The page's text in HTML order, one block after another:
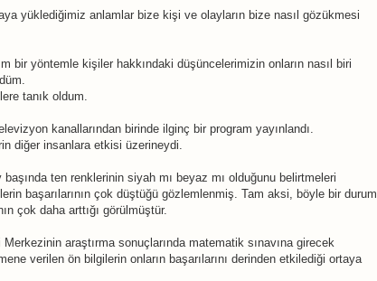
yüklediğimiz anlamlar bize kişi ve olayların bize nasıl gözükmesi
bir yöntemle kişiler hakkındaki düşüncelerimizin onların nasıl biri
tanık oldum.
kanallarından birinde ilginç bir program yayınlandı.
diğer insanlara etkisi üzerineydi.
başında ten renklerinin siyah mı beyaz mı olduğunu belirtmeleri
başarılarının çok düştüğü gözlemlenmiş. Tam aksi, böyle bir durum
çok daha arttığı görülmüştür.
araştırma sonuçlarında matematik sınavına girecek
verilen ön bilgilerin onların başarılarını derinden etkilediği ortaya